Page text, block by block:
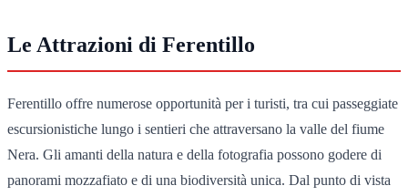
Le Attrazioni di Ferentillo
Ferentillo offre numerose opportunità per i turisti, tra cui passeggiate
escursionistiche lungo i sentieri che attraversano la valle del fiume
Nera. Gli amanti della natura e della fotografia possono godere di
panorami mozzafiato e di una biodiversità unica. Dal punto di vista